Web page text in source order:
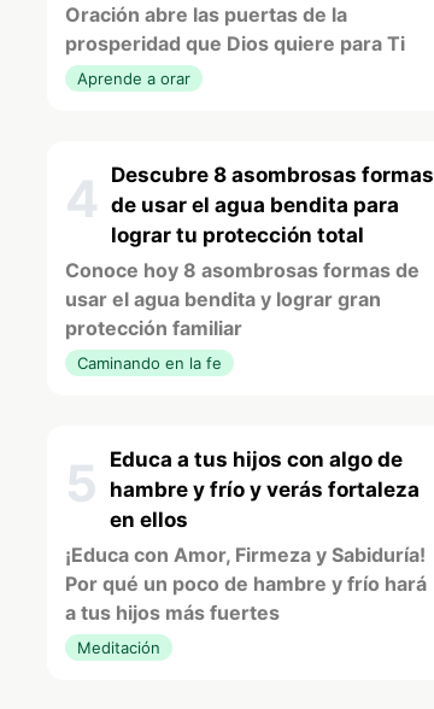
Oración abre las puertas de la
prosperidad que Dios quiere para Ti
Aprende a orar
4
Descubre 8 asombrosas formas
de usar el agua bendita para
lograr tu protección total
Conoce hoy 8 asombrosas formas de
usar el agua bendita y lograr gran
protección familiar
Caminando en la fe
5
Educa a tus hijos con algo de
hambre y frío y verás fortaleza
en ellos
¡Educa con Amor, Firmeza y Sabiduría!
Por qué un poco de hambre y frío hará
a tus hijos más fuertes
Meditación